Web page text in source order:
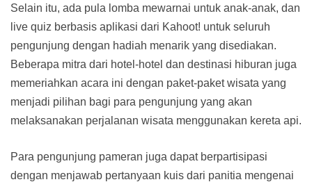
Selain itu, ada pula lomba mewarnai untuk anak-anak, dan
live quiz berbasis aplikasi dari Kahoot! untuk seluruh
pengunjung dengan hadiah menarik yang disediakan.
Beberapa mitra dari hotel-hotel dan destinasi hiburan juga
memeriahkan acara ini dengan paket-paket wisata yang
menjadi pilihan bagi para pengunjung yang akan
melaksanakan perjalanan wisata menggunakan kereta api.
Para pengunjung pameran juga dapat berpartisipasi
dengan menjawab pertanyaan kuis dari panitia mengenai